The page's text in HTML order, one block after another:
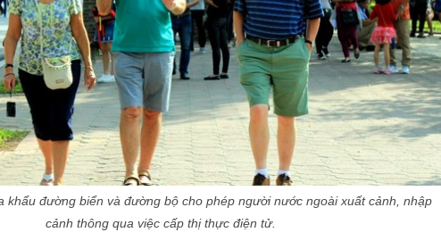
khẩu đường biển và đường bộ cho phép người nước ngoài xuất cảnh, nhập
cảnh thông qua việc cấp thị thực điện tử.